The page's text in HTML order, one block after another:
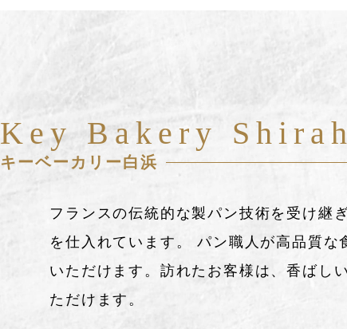
Key Bakery
キーベーカリー白浜
フランスの伝統的な製パン技術を受け継
を仕入れています。 パン職人が高品質
いただけます。訪れたお客様は、香ばし
ただけます。